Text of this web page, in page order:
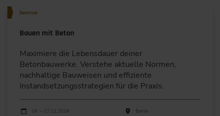
Seminar
Bauen mit Beton
Maximiere die Lebensdauer deiner
Betonbauwerke. Verstehe aktuelle Normen,
nachhaltige Bauweisen und effiziente
Instandsetzungsstrategien für die Praxis.
Durchführungen
Veranstaltungsdatum
16. – 17.11.2026
Berlin